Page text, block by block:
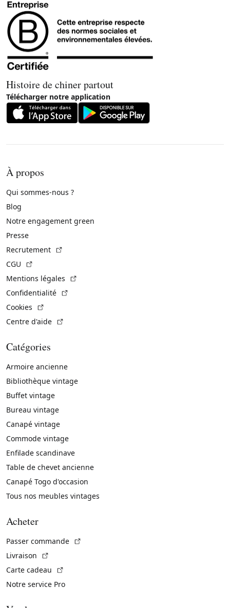
Histoire de chiner partout
Télécharger notre application
À propos
Qui sommes-nous ?
Blog
Notre engagement green
Presse
Recrutement
CGU
Mentions légales
Confidentialité
Cookies
Centre d'aide
Catégories
Armoire ancienne
Bibliothèque vintage
Buffet vintage
Bureau vintage
Canapé vintage
Commode vintage
Enfilade scandinave
Table de chevet ancienne
Canapé Togo d'occasion
Tous nos meubles vintages
Acheter
Passer commande
Livraison
Carte cadeau
Notre service Pro